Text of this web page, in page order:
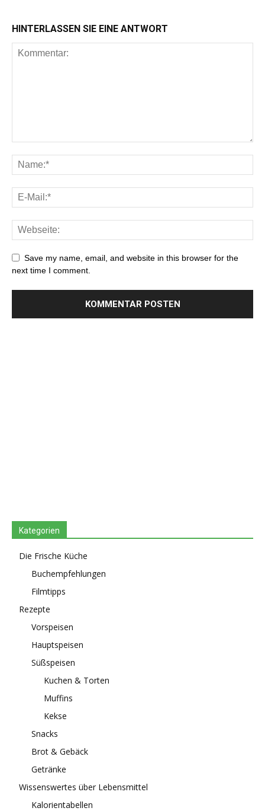
HINTERLASSEN SIE EINE ANTWORT
Save my name, email, and website in this browser for the
next time I comment.
Kategorien
Die Frische Küche
Buchempfehlungen
Filmtipps
Rezepte
Vorspeisen
Hauptspeisen
Süßspeisen
Kuchen & Torten
Muffins
Kekse
Snacks
Brot & Gebäck
Getränke
Wissenswertes über Lebensmittel
Kalorientabellen